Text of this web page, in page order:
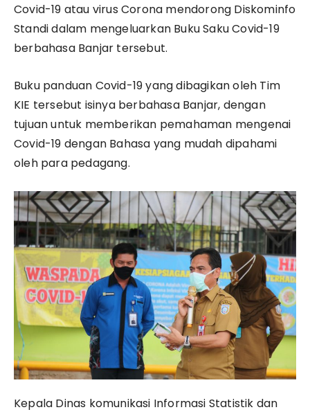
Covid-19 atau virus Corona mendorong Diskominfo
Standi dalam mengeluarkan Buku Saku Covid-19
berbahasa Banjar tersebut.
Buku panduan Covid-19 yang dibagikan oleh Tim
KIE tersebut isinya berbahasa Banjar, dengan
tujuan untuk memberikan pemahaman mengenai
Covid-19 dengan Bahasa yang mudah dipahami
oleh para pedagang.
Kepala Dinas komunikasi Informasi Statistik dan